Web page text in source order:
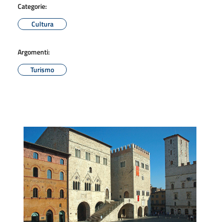
Categorie:
Cultura
Argomenti:
Turismo